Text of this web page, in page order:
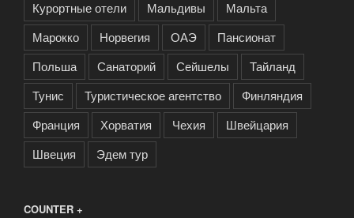
Курортные отели
Мальдивы
Мальта
Марокко
Норвегия ОАЭ
Пансионат
Польша
Санаторий Сейшелы
Тайланд
Тунис
Туристическое агентство
Финляндия
Франция
Хорватия Чехия
Швейцария
Швеция
Эдем тур
COUNTER +